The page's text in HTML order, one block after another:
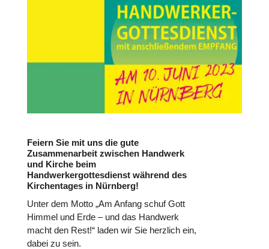
Feiern Sie mit uns die gute
Zusammenarbeit zwischen Handwerk
und Kirche beim
Handwerkergottesdienst während des
Kirchentages in Nürnberg!
Unter dem Motto „Am Anfang schuf Gott
Himmel und Erde – und das Handwerk
macht den Rest!“ laden wir Sie herzlich ein,
dabei zu sein.